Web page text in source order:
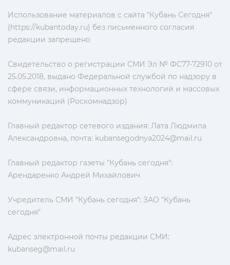
Использование материалов с сайта "Кубань Сегодня"
(https://kubantoday.ru) без письменного согласия
редакции запрещено
Свидетельство о регистрации СМИ Эл № ФС77-72910 от
25.05.2018, выдано Федеральной службой по надзору в
сфере связи, информационных технологий и массовых
коммуникаций (Роскомнадзор)
Главный редактор сетевого издания: Лата Людмила
Александровна, почта: kubansegodnya2024@mail.ru
Главный редактор газеты "Кубань сегодня":
Арендаренко Андрей Михайлович
Учредитель СМИ "Кубань сегодня": ЗАО "Кубань
сегодня"
Адрес электронной почты редакции СМИ:
kubanseg@mail.ru